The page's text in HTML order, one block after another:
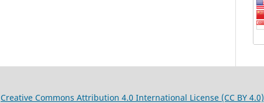
Creative Commons Attribution 4.0 International License (CC BY 4.0)